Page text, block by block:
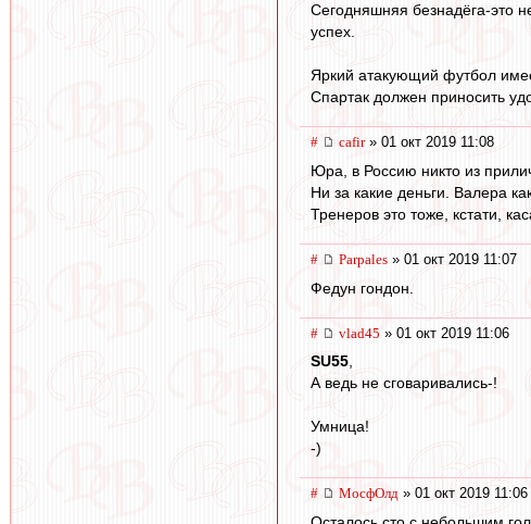
Сегодняшняя безнадёга-это
успех.
Яркий атакующий футбол
Спартак должен приносить
# cafir» 01 окт 2019 11:08
Юра, в Россию никто из
Ни за какие деньги. Валера
Тренеров это тоже, кстати,
# Parpales » 01 окт 2019 11:07
Федун гондон.
# vlad45 » 01 окт 2019 11:06
SU55,
А ведь не сговаривались-!
Умница!
-)
# МосфОлд » 01 окт 2019 11:06